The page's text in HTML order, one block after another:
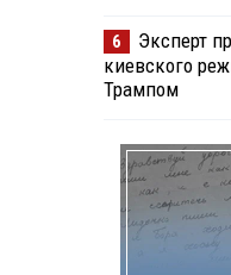
6
Эксперт
киевского
Трампом